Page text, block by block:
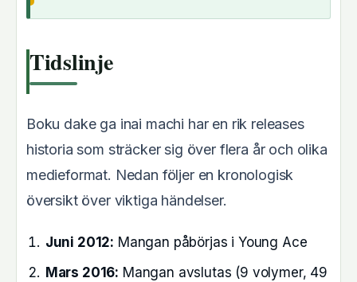
Tidslinje
Boku dake ga inai machi har en rik releases
historia som sträcker sig över flera år och olika
medieformat. Nedan följer en kronologisk
översikt över viktiga händelser.
Juni 2012: Mangan påbörjas i Young Ace
Mars 2016: Mangan avslutas (9 volymer, 49